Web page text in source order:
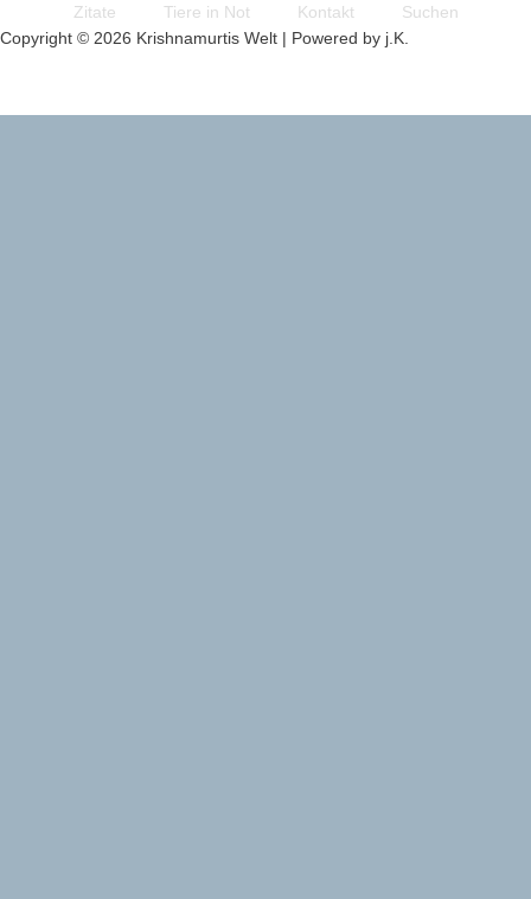
Zitate Tiere in Not Kontakt
Suchen
Copyright © 2026 Krishnamurtis Welt | Powered by j.K.